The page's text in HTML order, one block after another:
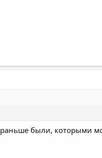
были, которыми